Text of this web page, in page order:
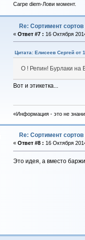
Carpe diem-Лови момент.
Re: Сортимент
« Ответ #7 : 16 Октября
Цитата: Елисеев Сергей от
О ! Репин! Бурлаки на
Вот и этикетка...
«Информация - это не
Re: Сортимент
« Ответ #8 : 16 Октября
Это идея, а вместо